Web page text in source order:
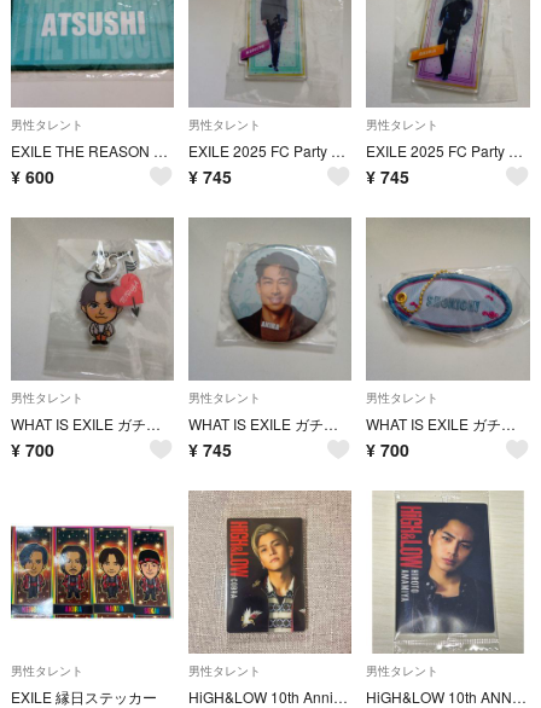
男性タレント
EXILE THE REASON 2026 ミニタオル ATSUSHI
¥ 600
男性タレント
EXILE 2025 FC Party クリアチャームKENCHI
¥ 745
男性タレント
EXILE 2025 FC Party ガチャクリアチャーム AKIRA
¥ 745
男性タレント
WHAT IS EXILE ガチャ目印チャームTETSUYA
¥ 700
男性タレント
WHAT IS EXILE ガチャ缶バッチAKIRA
¥ 745
男性タレント
WHAT IS EXILE ガチャネームキーホルダーSHOKICHI
¥ 700
男性タレント
EXILE 縁日ステッカー
男性タレント
HiGH&LOW 10th Anniversary コブラ
男性タレント
HiGH&LOW 10th ANNIVERSARY ウエハースカード 雨宮 広斗